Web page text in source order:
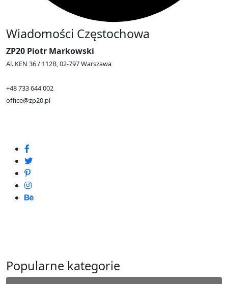
Wiadomości Częstochowa
ZP20 Piotr Markowski
Al. KEN 36 / 112B, 02-797 Warszawa
+48 733 644 002
office@zp20.pl
Popularne kategorie